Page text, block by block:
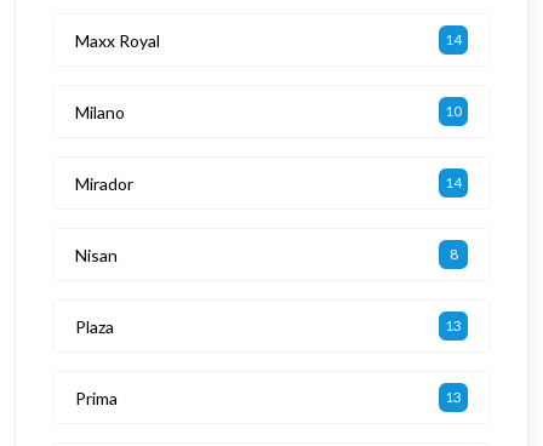
Maxx Royal 14
Milano 10
Mirador 14
Nisan 8
Plaza 13
Prima 13